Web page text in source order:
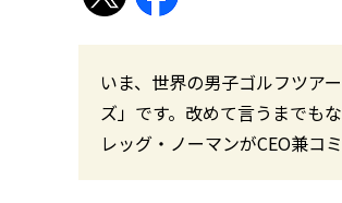
いま、世界の男子ゴルフツア
ズ」です。改めて言うまでも
レッグ・ノーマンがCEO兼コ